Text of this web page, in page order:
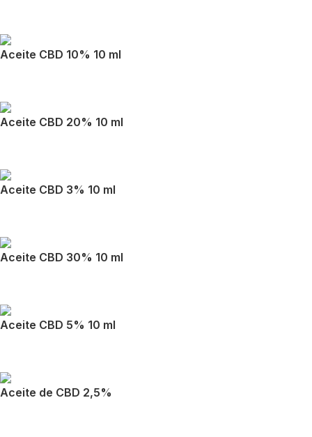
Aceite CBD 10% 10 ml
Aceite CBD 20% 10 ml
Aceite CBD 3% 10 ml
Aceite CBD 30% 10 ml
Aceite CBD 5% 10 ml
Aceite de CBD 2,5%